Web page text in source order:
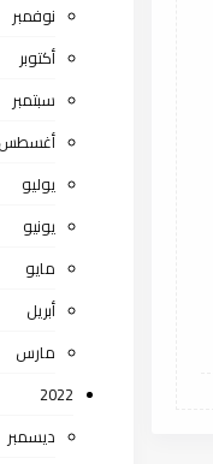
نوفمبر
أكتوبر
سبتمبر
أغسطس
يوليو
يونيو
مايو
أبريل
مارس
2022
ديسمبر